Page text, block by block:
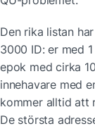
Den rika listan
3000 ID: er med
epok med cirka
innehavare med
kommer alltid att
De största